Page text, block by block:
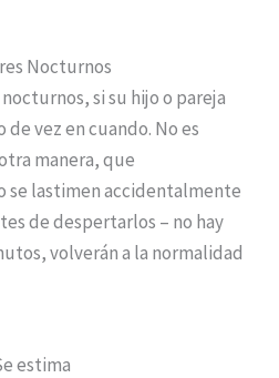
Nocturnos
si su hijo o pareja
vez en cuando. No es
manera, que
se lastimen accidentalmente
de despertarlos – no hay
volverán a la normalidad
estima